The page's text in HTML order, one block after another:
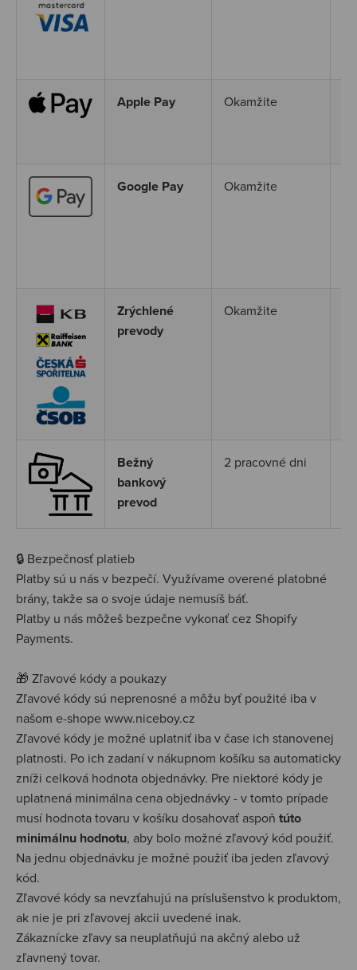
Apple Pay Okamžite
Google Pay Okamžite
Zrýchlené
prevody
Okamžite
Bežný
bankový
prevod
2 pracovné dni
🔒 Bezpečnosť platieb
Platby sú u nás v bezpečí. Využívame overené platobné
brány, takže sa o svoje údaje nemusíš báť.
Platby u nás môžeš bezpečne vykonať cez Shopify
Payments.
🎁 Zľavové kódy a poukazy
Zľavové kódy sú neprenosné a môžu byť použité iba v
našom e-shope www.niceboy.cz
Zľavové kódy je možné uplatniť iba v čase ich stanovenej
platnosti. Po ich zadaní v nákupnom košíku sa automaticky
zníži celková hodnota objednávky. Pre niektoré kódy je
uplatnená minimálna cena objednávky - v tomto prípade
musí hodnota tovaru v košíku dosahovať aspoň túto
minimálnu hodnotu, aby bolo možné zľavový kód použiť.
Na jednu objednávku je možné použiť iba jeden zľavový
kód.
Zľavové kódy sa nevzťahujú na príslušenstvo k produktom,
ak nie je pri zľavovej akcii uvedené inak.
Zákaznícke zľavy sa neuplatňujú na akčný alebo už
zľavnený tovar.